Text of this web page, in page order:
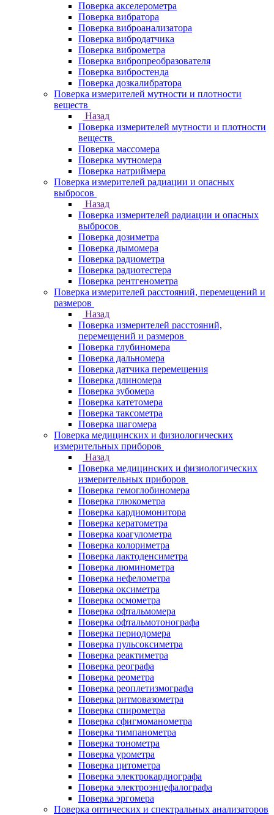
Поверка акселерометра
Поверка вибратора
Поверка виброанализатора
Поверка вибродатчика
Поверка виброметра
Поверка вибропреобразователя
Поверка вибростенда
Поверка дозкалибратора
Поверка измерителей мутности и плотности
веществ
Назад
Поверка измерителей мутности и плотности
веществ
Поверка массомера
Поверка мутномера
Поверка натриймера
Поверка измерителей радиации и опасных
выбросов
Назад
Поверка измерителей радиации и опасных
выбросов
Поверка дозиметра
Поверка дымомера
Поверка радиометра
Поверка радиотестера
Поверка рентгенометра
Поверка измерителей расстояний, перемещений и
размеров
Назад
Поверка измерителей расстояний,
перемещений и размеров
Поверка глубиномера
Поверка дальномера
Поверка датчика перемещения
Поверка длиномера
Поверка зубомера
Поверка катетомера
Поверка таксометра
Поверка шагомера
Поверка медицинских и физиологических
измерительных приборов
Назад
Поверка медицинских и физиологических
измерительных приборов
Поверка гемоглобиномера
Поверка глюкометра
Поверка кардиомонитора
Поверка кератометра
Поверка коагулометра
Поверка колориметра
Поверка лактоденсиметра
Поверка люминометра
Поверка нефелометра
Поверка оксиметра
Поверка осмометра
Поверка офтальмомера
Поверка офтальмотонографа
Поверка периодомера
Поверка пульсоксиметра
Поверка реактиметра
Поверка реографа
Поверка реометра
Поверка реоплетизмографа
Поверка ритмовазометра
Поверка спирометра
Поверка сфигмоманометра
Поверка тимпанометра
Поверка тонометра
Поверка урометра
Поверка цитометра
Поверка электрокардиографа
Поверка электроэнцефалографа
Поверка эргомера
Поверка оптических и спектральных анализаторов